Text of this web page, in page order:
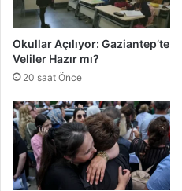
e
ş
e
m
A
k
a
m
a
n
B
ü
y
ü
B
a
Okullar Açılıyor: Gaziantep’te
Veliler Hazır mı?
20 saat Önce